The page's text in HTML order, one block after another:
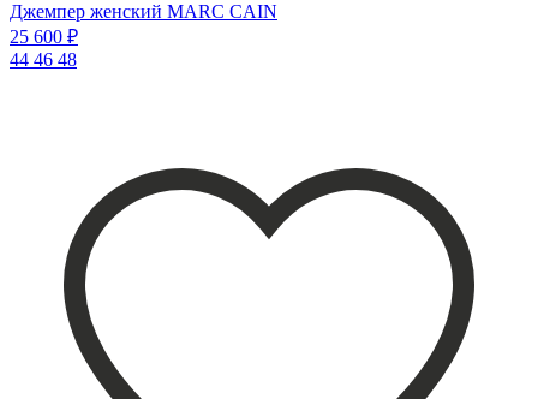
Джемпер женский MARC CAIN
25 600 ₽
44 46 48